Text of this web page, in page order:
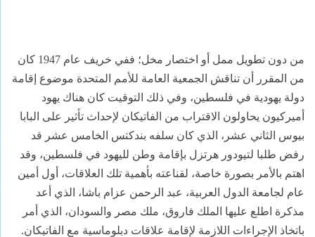
من دون تطويل ممل أو اختصار مخل؛ ففي خريف عام 1947 كان
من المقرر أن تناقش الجمعية العامة للأمم المتحدة موضوع إقامة
دولة يهودية في فلسطين، وفي ذلك التوقيت كان هناك يهود
أميركيون يحاولون الاقتراب من الفاتيكان لإحداث تأثير على البابا
بيوس الثاني عشر، الذي كان سلفه بندكتس الخامس عشر قد
رفض طلبا لتيودور هرتزل بإقامة وطن لليهود في فلسطين، وقد
اهتم بالأمر بصورة خاصة، لقناعته بأهمية تلك العلاقات، أول أمين
عام لجامعة الدول العربية، عبد الرحمن عزام باشا، الذي أعد
مذكرة اطلع عليها الملك فاروق، ملك مصر والسودان، الذي أمر
باتخاذ الإجراءات اللازمة لإقامة علاقات دبلوماسية مع الفاتيكان.